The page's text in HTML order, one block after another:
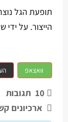
תופעת הגל
הייצור. על ידי
וואצאפ
10 תגובות
ארכיונים